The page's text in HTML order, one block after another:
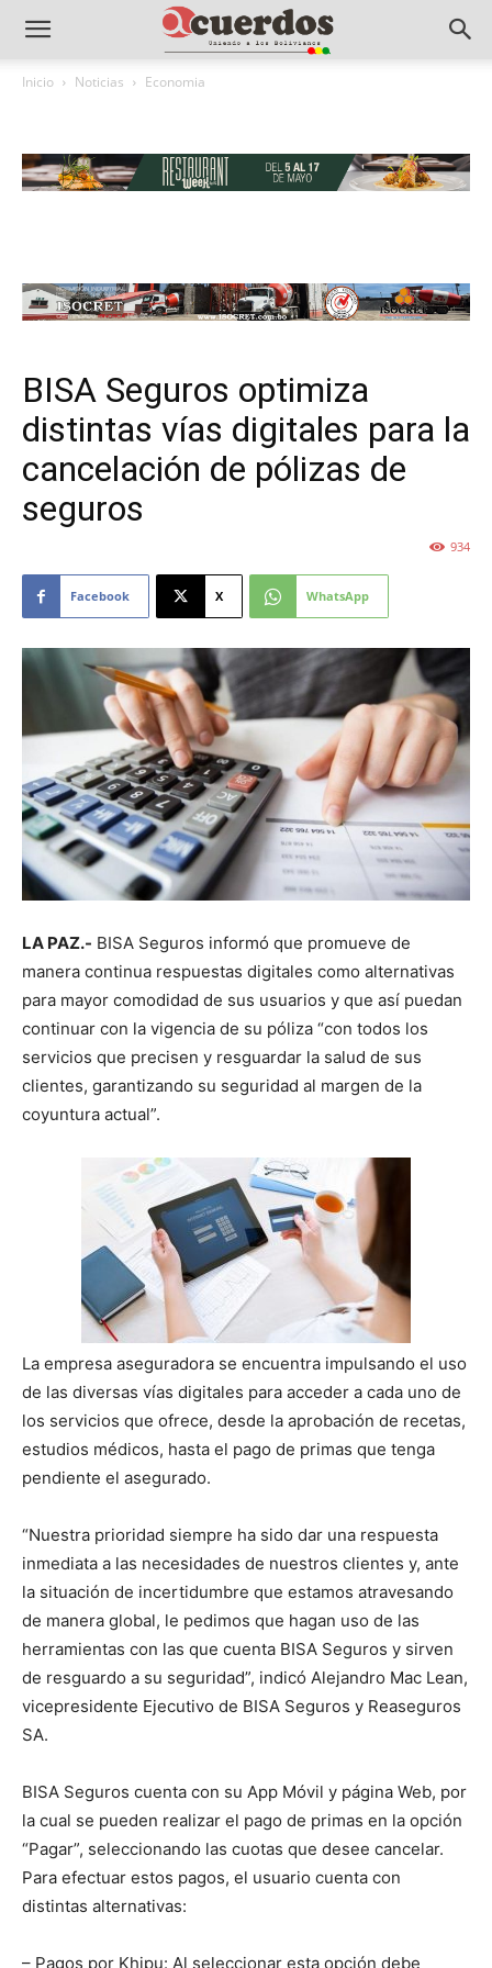
Inicio Noticias Economia
BISA Seguros optimiza
distintas vías digitales para la
cancelación de pólizas de
seguros
934
Facebook X WhatsApp
LA PAZ.- BISA Seguros informó que promueve de
manera continua respuestas digitales como alternativas
para mayor comodidad de sus usuarios y que así puedan
continuar con la vigencia de su póliza “con todos los
servicios que precisen y resguardar la salud de sus
clientes, garantizando su seguridad al margen de la
coyuntura actual”.
La empresa aseguradora se encuentra impulsando el uso
de las diversas vías digitales para acceder a cada uno de
los servicios que ofrece, desde la aprobación de recetas,
estudios médicos, hasta el pago de primas que tenga
pendiente el asegurado.
“Nuestra prioridad siempre ha sido dar una respuesta
inmediata a las necesidades de nuestros clientes y, ante
la situación de incertidumbre que estamos atravesando
de manera global, le pedimos que hagan uso de las
herramientas con las que cuenta BISA Seguros y sirven
de resguardo a su seguridad”, indicó Alejandro Mac Lean,
vicepresidente Ejecutivo de BISA Seguros y Reaseguros
SA.
BISA Seguros cuenta con su App Móvil y página Web, por
la cual se pueden realizar el pago de primas en la opción
“Pagar”, seleccionando las cuotas que desee cancelar.
Para efectuar estos pagos, el usuario cuenta con
distintas alternativas:
– Pagos por Khipu: Al seleccionar esta opción debe